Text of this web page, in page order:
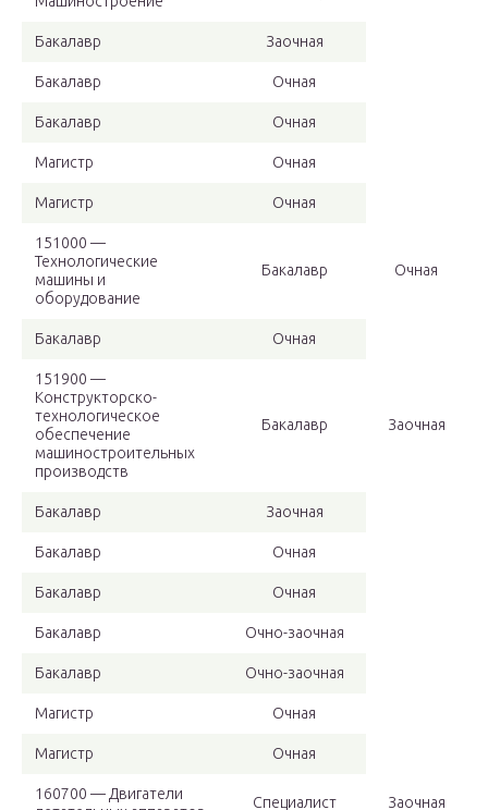
Бакалавр Заочная
Бакалавр Очная
Бакалавр Очная
Магистр Очная
Магистр Очная
151000 —
Технологические
машины и
оборудование
Бакалавр Очная
Бакалавр Очная
151900 —
Конструкторско-
технологическое
обеспечение
машиностроительных
производств
Бакалавр Заочная
Бакалавр Заочная
Бакалавр Очная
Бакалавр Очная
Бакалавр Очно-заочная
Бакалавр Очно-заочная
Магистр Очная
Магистр Очная
160700 — Двигатели
Специалист Заочная